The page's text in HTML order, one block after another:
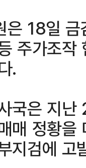
은 18일
주가조작
.
국은 지난
매 정황을
지검에 고